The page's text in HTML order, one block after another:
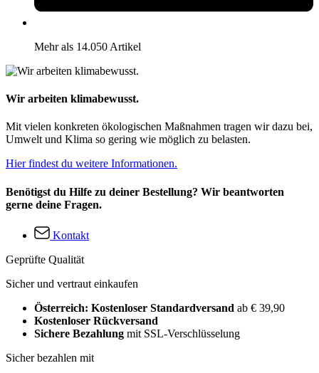
Mehr als 14.050 Artikel
Wir arbeiten klimabewusst.
Mit vielen konkreten ökologischen Maßnahmen tragen wir dazu bei,
Umwelt und Klima so gering wie möglich zu belasten.
Hier findest du weitere Informationen.
Benötigst du Hilfe zu deiner Bestellung? Wir beantworten
gerne deine Fragen.
Kontakt
Geprüfte Qualität
Sicher und vertraut einkaufen
Österreich: Kostenloser Standardversand ab € 39,90
Kostenloser Rückversand
Sichere Bezahlung mit SSL-Verschlüsselung
Sicher bezahlen mit